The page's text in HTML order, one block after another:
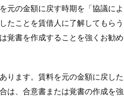
元の金額に戻す時期を「協議によ
たことを賃借人に了解してもらう
覚書を作成することを強くお勧め
ります。賃料を元の金額に戻した
は、合意書または覚書の作成を強